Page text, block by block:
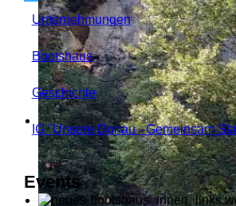
Unternehmungen
Bootshaus
Geschichte
IG "Unsere Donau - Gemeinsam
Events